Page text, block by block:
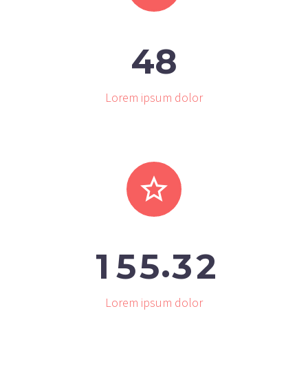
48
Lorem ipsum dolor


1 55.32
Lorem ipsum dolor